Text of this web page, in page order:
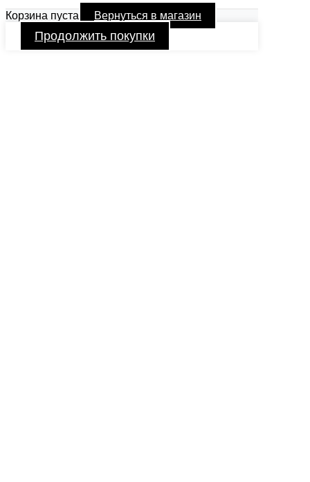
Корзина пуста Вернуться в магазин
Продолжить покупки